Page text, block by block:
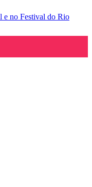
e no Festival do Rio